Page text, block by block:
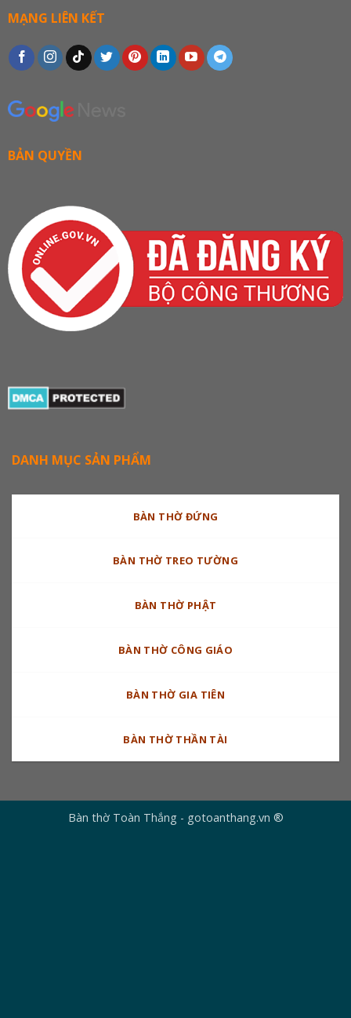
MẠNG LIÊN KẾT
BẢN QUYỀN
DANH MỤC SẢN PHẨM
BÀN THỜ ĐỨNG
BÀN THỜ TREO TƯỜNG
BÀN THỜ PHẬT
BÀN THỜ CÔNG GIÁO
BÀN THỜ GIA TIÊN
BÀN THỜ THẦN TÀI
Bàn thờ Toàn Thắng - gotoanthang.vn ®